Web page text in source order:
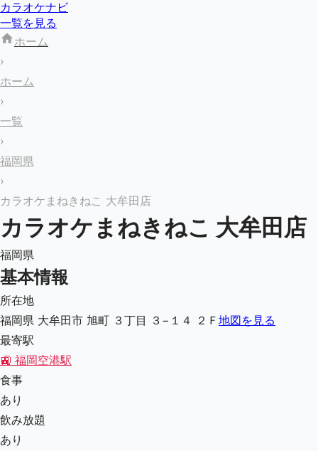
カラオケナビ
一覧を見る
ホーム
›
ホーム
›
一覧
›
福岡県
›
カラオケまねきねこ 大牟田店
カラオケまねきねこ 大牟田店
福岡県
基本情報
所在地
福岡県 大牟田市 旭町 ３丁目 ３−１４ ２Ｆ 地図を見る
最寄駅
🚉 福岡空港駅
食事
あり
飲み放題
あり